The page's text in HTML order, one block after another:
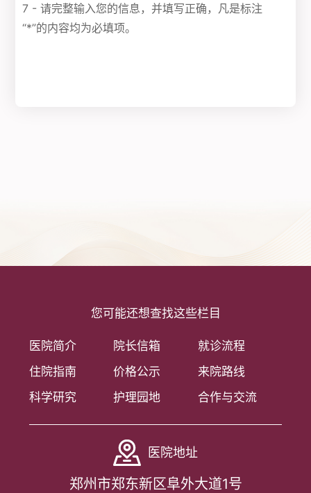
7 - 请完整输入您的信息，并填写正确，凡是标注
“*”的内容均为必填项。
您可能还想查找这些栏目
医院简介 院长信箱
就诊流程
住院指南
价格公示
来院路线
科学研究
护理园地 合作与交流
医院地址
郑州市郑东新区阜外大道1号